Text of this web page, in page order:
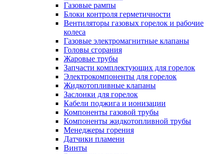
Газовые рампы
Блоки контроля герметичности
Вентиляторы газовых горелок и рабочие
колеса
Газовые электромагнитные клапаны
Головы сгорания
Жаровые трубы
Запчасти комплектующих для горелок
Электрокомпоненты для горелок
Жидкотопливные клапаны
Заслонки для горелок
Кабели поджига и ионизации
Компоненты газовой трубы
Компоненты жидкотопливной трубы
Менеджеры горения
Датчики пламени
Винты